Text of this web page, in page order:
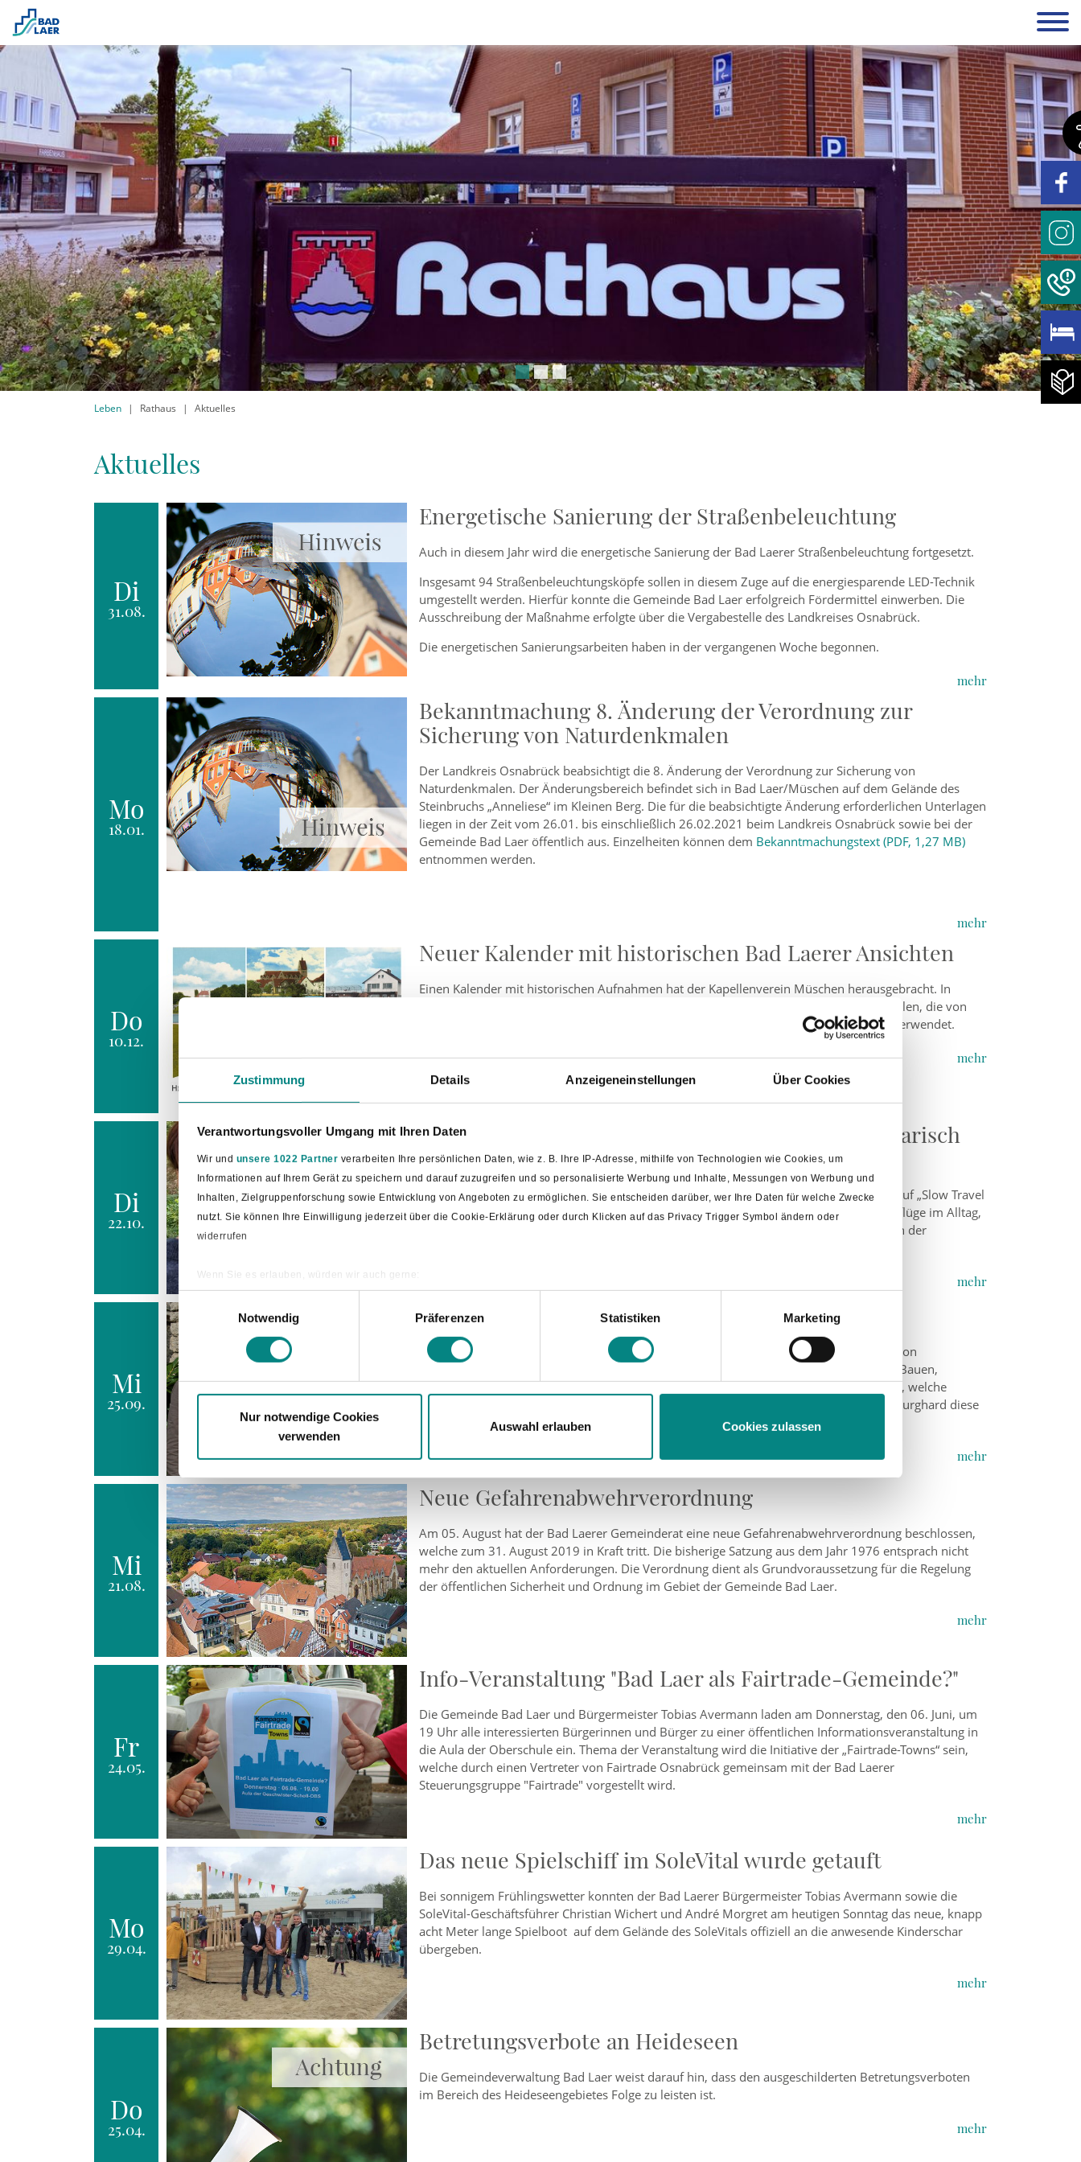
Zustimmung Details Anzeigeneinstellungen Über Cookies
Verantwortungsvoller Umgang mit Ihren Daten
Wir und unsere 1022 Partner verarbeiten Ihre persönlichen Daten, wie z. B. Ihre IP-Adresse, mithilfe von Technologien wie Cookies, um
Informationen auf Ihrem Gerät zu speichern und darauf zuzugreifen und so personalisierte Werbung und Inhalte, Messungen von Werbung und
Inhalten, Zielgruppenforschung sowie Entwicklung von Angeboten zu ermöglichen. Sie entscheiden darüber, wer Ihre Daten für welche Zwecke
nutzt. Sie können Ihre Einwilligung jederzeit über die Cookie-Erklärung oder durch Klicken auf das Privacy Trigger Symbol ändern oder
widerrufen
Wenn Sie es erlauben, würden wir auch gerne:
Ihr Gerät durch aktives Scannen nach bestimmten Merkmalen (Fingerprinting) identifizieren
Erfahren Sie mehr darüber, wie Ihre persönlichen Daten verarbeitet werden, und legen Sie Ihre Präferenzen im
Abschnitt Einzelheiten
Einwilligungsauswahl
Notwendig
Präferenzen Statistiken Marketing
Nur notwendige Cookies
verwenden
Auswahl erlauben Cookies zulassen
Leben Rathaus Aktuelles
Aktuelles
Di
31.08.
Energetische Sanierung der Straßenbeleuchtung
Auch in diesem Jahr wird die energetische Sanierung der Bad Laerer Straßenbeleuchtung fortgesetzt.
Insgesamt 94 Straßenbeleuchtungsköpfe sollen in diesem Zuge auf die energiesparende LED-Technik
umgestellt werden. Hierfür konnte die Gemeinde Bad Laer erfolgreich Fördermittel einwerben. Die
Ausschreibung der Maßnahme erfolgte über die Vergabestelle des Landkreises Osnabrück.
Die energetischen Sanierungsarbeiten haben in der vergangenen Woche begonnen.
mehr
Mo
18.01.
Bekanntmachung 8. Änderung der Verordnung zur
Sicherung von Naturdenkmalen
Der Landkreis Osnabrück beabsichtigt die 8. Änderung der Verordnung zur Sicherung von
Naturdenkmalen. Der Änderungsbereich befindet sich in Bad Laer/Müschen auf dem Gelände des
Steinbruchs „Anneliese“ im Kleinen Berg. Die für die beabsichtigte Änderung erforderlichen Unterlagen
liegen in der Zeit vom 26.01. bis einschließlich 26.02.2021 beim Landkreis Osnabrück sowie bei der
Gemeinde Bad Laer öffentlich aus. Einzelheiten können dem Bekanntmachungstext (PDF, 1,27 MB)
entnommen werden.
mehr
Do
10.12.
Neuer Kalender mit historischen Bad Laerer Ansichten
Einen Kalender mit historischen Aufnahmen hat der Kapellenverein Müschen herausgebracht. In
diesem Jahr enthält der Kalender schwarz-weiß Aufnahmen aus Laer und seinen Ortsteilen, die von
Hand koloriert wurden. Insbesondere bei älteren Ansichtskarten wurde diese Technik verwendet.
mehr
Di
22.10.
Bloggerreise nach Bad Laer: "Entspannen & kulinarisch
genießen"
Im September durfte die Gemeinde Bad Laer Janna Kamphof willkommen heißen. Die auf „Slow Travel
und Microadventures“, also auf achtsamen Tourismus sowie kleine Abenteuer und Ausflüge im Alltag,
spezialisierte Bloggerin stattete dem Sole-Heilbad einen Besuch ab, der ganz im Zeichen der
mehr
Mi
25.09.
Neues Standesamt-Team stellt sich vor
Dem Stellenwert der unterschiedlichen Themenfelder gerecht zu werden, war das Ziel von
Bürgermeister Tobias Avermann bei der diesjährigen Trennung des Fachbereiches 2 – „Bauen,
Ordnung und Soziales“ in die Fachbereiche 2 – „Bauen“ und 3 – „Ordnung und Soziales“, welche
künftig durch zwei neue Fachbereichsleiter koordiniert werden. Seit Juli nimmt Daniel Burghard diese
Aufgabe für den Bereich „Ordnung und Soziales“ wahr.
mehr
Mi
21.08.
Neue Gefahrenabwehrverordnung
Am 05. August hat der Bad Laerer Gemeinderat eine neue Gefahrenabwehrverordnung beschlossen,
welche zum 31. August 2019 in Kraft tritt. Die bisherige Satzung aus dem Jahr 1976 entsprach nicht
mehr den aktuellen Anforderungen. Die Verordnung dient als Grundvoraussetzung für die Regelung
der öffentlichen Sicherheit und Ordnung im Gebiet der Gemeinde Bad Laer.
mehr
Fr
24.05.
Info-Veranstaltung "Bad Laer als Fairtrade-Gemeinde?"
Die Gemeinde Bad Laer und Bürgermeister Tobias Avermann laden am Donnerstag, den 06. Juni, um
19 Uhr alle interessierten Bürgerinnen und Bürger zu einer öffentlichen Informationsveranstaltung in
die Aula der Oberschule ein. Thema der Veranstaltung wird die Initiative der „Fairtrade-Towns“ sein,
welche durch einen Vertreter von Fairtrade Osnabrück gemeinsam mit der Bad Laerer
Steuerungsgruppe "Fairtrade" vorgestellt wird.
mehr
Mo
29.04.
Das neue Spielschiff im SoleVital wurde getauft
Bei sonnigem Frühlingswetter konnten der Bad Laerer Bürgermeister Tobias Avermann sowie die
SoleVital-Geschäftsführer Christian Wichert und André Morgret am heutigen Sonntag das neue, knapp
acht Meter lange Spielboot auf dem Gelände des SoleVitals offiziell an die anwesende Kinderschar
übergeben.
mehr
Do
25.04.
Betretungsverbote an Heideseen
Die Gemeindeverwaltung Bad Laer weist darauf hin, dass den ausgeschilderten Betretungsverboten
im Bereich des Heideseengebietes Folge zu leisten ist.
mehr